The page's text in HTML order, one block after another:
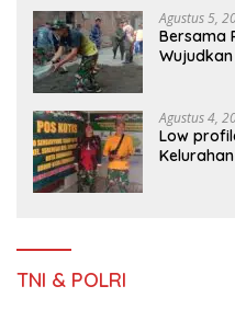
Agustus 5,
Bersama
Agustus 4,
Low
TNI & POLRI